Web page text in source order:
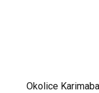
Okolice